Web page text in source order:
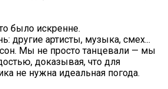
было искренне.
другие артисты, музыка, смех...
Мы не просто танцевали — мы
доказывая, что для
не нужна идеальная погода.